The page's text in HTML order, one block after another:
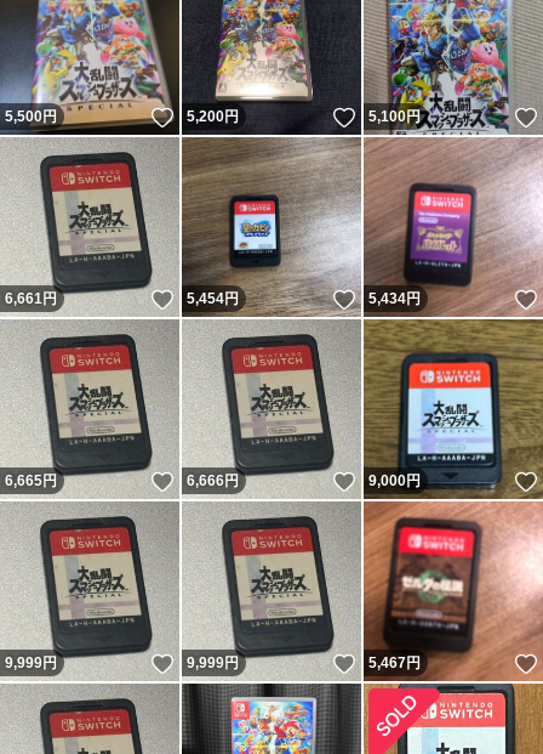
5,500円 いいね！
5,200円 いいね！
5,100円
6,661円 いいね！
5,454円 いいね！
5,434円
6,665円 いいね！
6,666円 いいね！
9,000円
9,999円 いいね！
9,999円 いいね！
5,467円